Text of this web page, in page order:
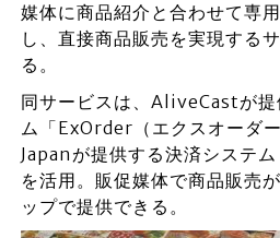
媒体に商品紹介と合わせて専
し、直接商品販売を実現する
る。
同サービスは、AliveCastが提
ム「ExOrder（エクスオーダ
Japanが提供する決済システ
を活用。販促媒体で商品販売
ップで提供できる。